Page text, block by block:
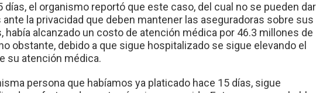
días, el organismo reportó que este caso, del cual no se pueden dar
ante la privacidad que deben mantener las aseguradoras sobre sus
había alcanzado un costo de atención médica por 46.3 millones de
obstante, debido a que sigue hospitalizado se sigue elevando el
su atención médica.
persona que habíamos ya platicado hace 15 días, sigue